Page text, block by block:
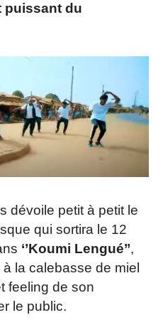
puissant du
dévoile petit à petit le
qui sortira le 12
‘’Koumi Lengué’’,
la calebasse de miel
feeling de son
le public.